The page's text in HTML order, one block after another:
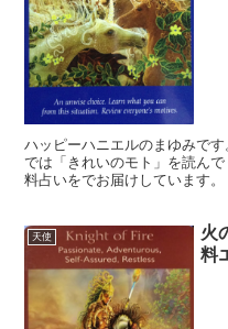
ハッピーハニエルのまゆみで
では「きれいのモト」を読ん
料占いをでお届けしています
天使
火
料